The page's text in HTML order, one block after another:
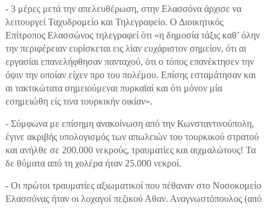
- 3 μέρες μετά την απελευθέρωση, στην Ελασσόνα άρχισε να
λειτουργεί Ταχυδρομείο και Τηλεγραφείο. Ο Διοικητικός
Επίτροπος Ελασσώνος τηλεγραφεί ότι «η δημοσία τάξις καθ’ όλην
την περιφέρειαν ευρίσκεται εις λίαν ευχάριστον σημείον, ότι αι
εργασίαι επανελήφθησαν πανταχού, ότι ο τόπος επανέκτησεν την
όψιν την οποίαν είχεν προ του πολέμου. Επίσης εσταμάτησαν και
αι τακτικώτατα σημειούμεναι πυρκαϊαί και ότι μόνον μία
εσημειώθη είς τινα τουρκικήν οικίαν».
- Σύμφωνα με επίσημη ανακοίνωση από την Κωνσταντινούπολη,
έγινε ακριβής υπολογισμός των απωλειών του τουρκικού στρατού
και ανήλθε σε 200.000 νεκρούς, τραυματίες και αιχμαλώτους! Τα
δε θύματα από τη χολέρα ήταν 25.000 νεκροί.
- Οι πρώτοι τραυματίες αξιωματικοί που πέθαναν στο Νοσοκομείο
Ελασσόνας ήταν οι λοχαγοί πεζικού Αθαν. Αναγνωστόπουλος (από